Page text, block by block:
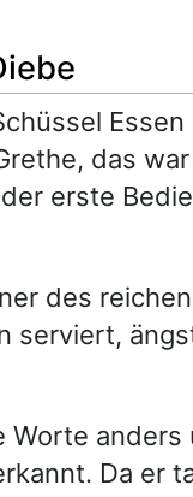
das
erste
des
serviert,
Worte
Da er